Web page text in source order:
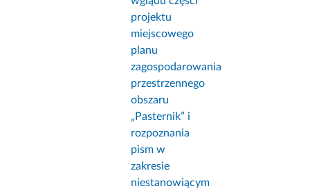
projektu
miejscowego
planu
zagospodarowania
przestrzennego
obszaru
„Pasternik” i
rozpoznania
pism w
zakresie
niestanowiącym